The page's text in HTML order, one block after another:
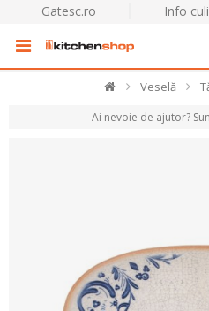
Gatesc.ro Info
Veselă
Ai nevoie de ajutor?